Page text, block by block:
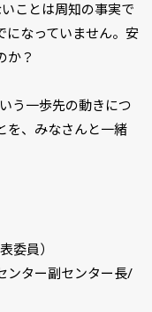
ことは周知の事実で
になっていません。安
か？
う一歩先の動きにつ
を、みなさんと一緒
委員）
ンター副センター長/